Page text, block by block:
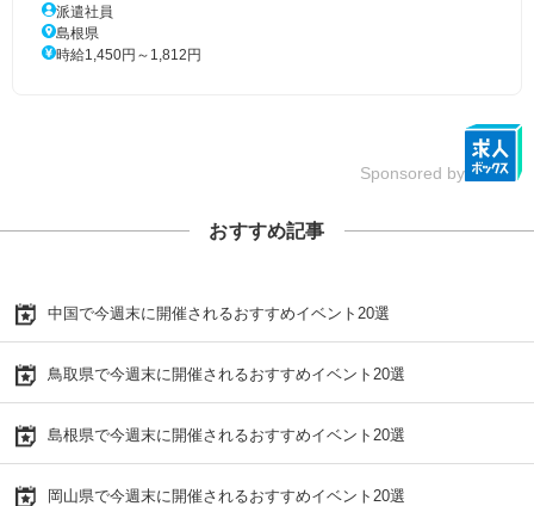
派遣社員
島根県
時給1,450円～1,812円
Sponsored by
おすすめ記事
中国で今週末に開催されるおすすめイベント20選
鳥取県で今週末に開催されるおすすめイベント20選
島根県で今週末に開催されるおすすめイベント20選
岡山県で今週末に開催されるおすすめイベント20選